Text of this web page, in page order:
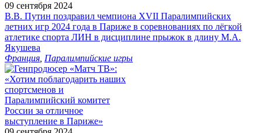
09 сентября 2024
В.В. Путин поздравил чемпиона XVII Паралимпийских
летних игр 2024 года в Париже в соревнованиях по лёгкой
атлетике спорта ЛИН в дисциплине прыжок в длину М.А.
Якушева
Франция Паралимпийские игры